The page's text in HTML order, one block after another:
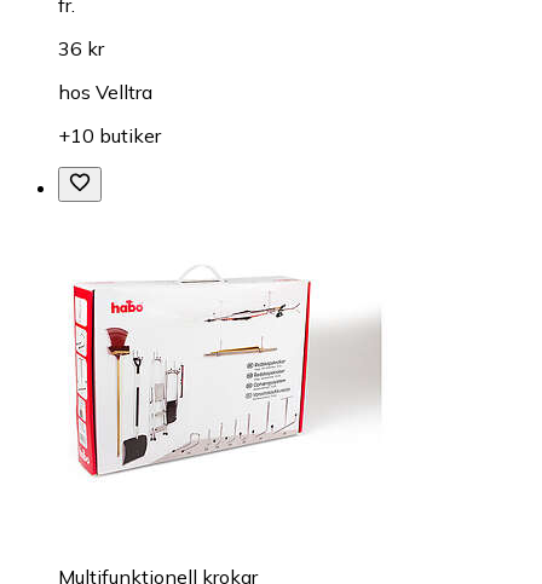
fr.
36 kr
hos Velltra
+10 butiker
Multifunktionell krokar